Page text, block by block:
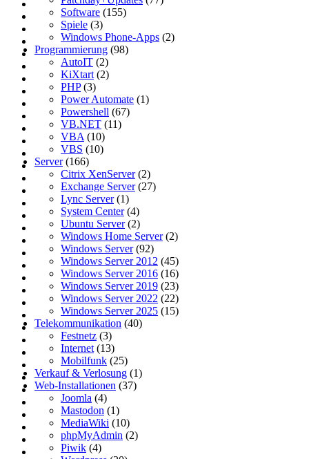
Software (155)
Spiele (3)
Windows Phone-Apps (2)
Programmierung (98)
AutoIT (2)
KiXtart (2)
PHP(3)
Power Automate (1)
Powershell (67)
VB.NET (11)
VBA (10)
VBS (10)
Server(166)
Citrix XenServer(2)
Exchange Server(27)
Lync Server(1)
System Center(4)
Ubuntu Server(2)
Windows Home Server(2)
Windows Server(92)
Windows Server 2012 (45)
Windows Server 2016 (16)
Windows Server 2019 (23)
Windows Server 2022 (22)
Windows Server 2025 (15)
Telekommunikation (40)
Festnetz (3)
Internet (13)
Mobilfunk (25)
Verkauf & Verlosung (1)
Web-Installationen (37)
Joomla (4)
Mastodon (1)
MediaWiki (10)
phpMyAdmin (2)
Piwik (4)